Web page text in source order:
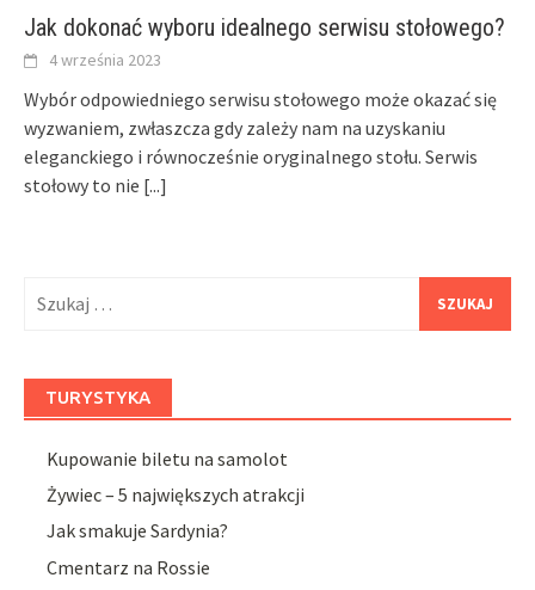
Jak dokonać wyboru idealnego serwisu stołowego?
4 września 2023
Wybór odpowiedniego serwisu stołowego może okazać się
wyzwaniem, zwłaszcza gdy zależy nam na uzyskaniu
eleganckiego i równocześnie oryginalnego stołu. Serwis
stołowy to nie [...]
TURYSTYKA
Kupowanie biletu na samolot
Żywiec – 5 największych atrakcji
Jak smakuje Sardynia?
Cmentarz na Rossie